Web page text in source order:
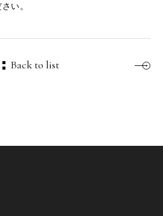
い。
Back to list